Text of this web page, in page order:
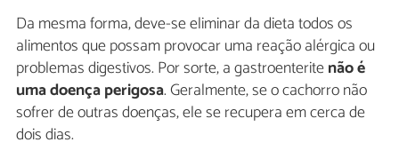
Da mesma forma, deve-se eliminar da dieta todos os
alimentos que possam provocar uma reação alérgica ou
problemas digestivos. Por sorte, a gastroenteritenão é
uma doença perigosa. Geralmente, se o cachorro não
sofrer de outras doenças, ele se recupera em cerca de
dois dias.